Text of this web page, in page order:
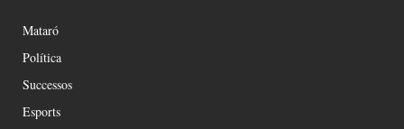
Mataró
Política
Successos
Esports